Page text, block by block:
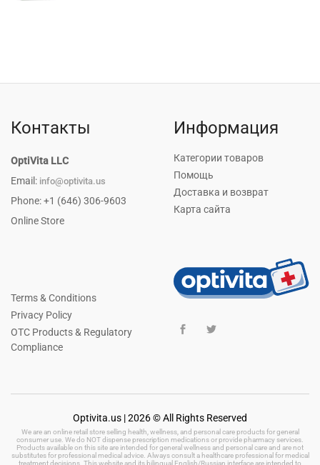
price
price
Контакты
OptiVita LLC
Email: info@optivita.us
Phone: +1 (646) 306-9603
Online Store
Информация
Категории товаров
Помощь
Доставка и возврат
Карта сайта
Terms & Conditions
Privacy Policy
OTC Products & Regulatory
Compliance
Optivita.us | 2026 © All Rights Reserved
We are an online retail store selling health, wellness, and personal care products for general
consumer use. We do NOT dispense prescription medications or provide pharmacy services.
Products available on this site are intended for general wellness and personal care and are not
substitutes for professional medical advice. Always consult a healthcare professional for medical
treatment decisions. This website and its bilingual English/Russian interface are intended to